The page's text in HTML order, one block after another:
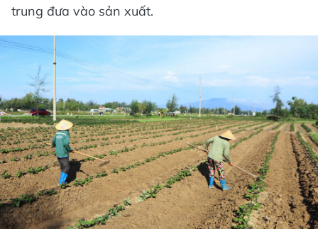
trung đưa vào sản xuất.